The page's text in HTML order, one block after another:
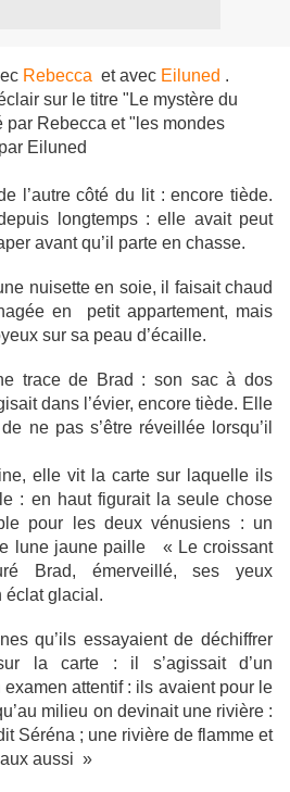
Rebecca et avec Eiluned .
sur le titre "Le mystère du
par Rebecca et "les mondes
Eiluned
l’autre côté du lit : encore tiède.
longtemps : elle avait peut
avant qu’il parte en chasse.
nuisette en soie, il faisait chaud
en petit appartement, mais
sur sa peau d’écaille.
trace de Brad : son sac à dos
dans l’évier, encore tiède. Elle
ne pas s’être réveillée lorsqu’il
elle vit la carte sur laquelle ils
: en haut figurait la seule chose
pour les deux vénusiens : un
lune jaune paille « Le croissant
Brad, émerveillé, ses yeux
éclat glacial.
qu’ils essayaient de déchiffrer
la carte : il s’agissait d’un
attentif : ils avaient pour le
milieu on devinait une rivière :
Séréna ; une rivière de flamme et
aussi »